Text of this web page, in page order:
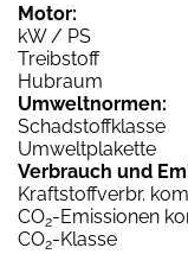
Motor:
kW / PS
Treibstoff
Hubraum
Umweltnormen:
Schadstoffklasse
Umweltplakette
Verbrauch und
Kraftstoffverbr.
CO2-Emissionen
CO2-Klasse